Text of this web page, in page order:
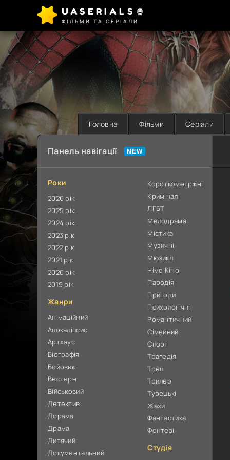
UASERIALS🍿
ФІЛЬМИ ТА СЕРІАЛИ
Головна Фільми Серіали
Панель навігації
Роки
2026 рік
2025 рік
2024 рік
2023 рік
2022 рік
2021 рік
2020 рік
2019 рік
Жанри
Анімаційний
Апокаліпсис
Артхаус
Біографія
Бойовик
Вестерн
Військовий
Детектив
Дорама
Драма
Дитячий
Документальний
Короткометржні
Кримінал
ЛГБТ
Мелодрама
Містика
Музичні
Мюзикл
Німе Кіно
Пародія
Пригоди
Психологічні
Романтичний
Сімейний
Спорт
Трагедія
Треш
Трилер
Турецькі
Жахи
Фантастика
Фентезі
Студія